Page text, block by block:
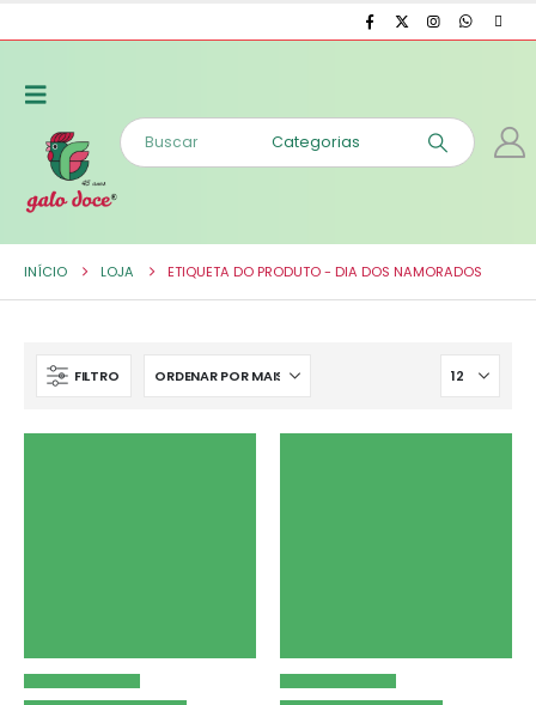
INÍCIO LOJA ETIQUETA DO PRODUTO - DIA DOS NAMORADOS
FILTRO